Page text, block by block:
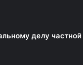
делу частной